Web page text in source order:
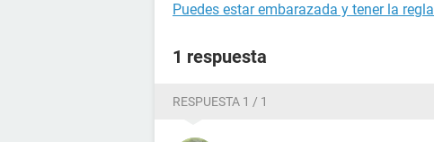
Puedes estar embarazada y tener la regla
1 respuesta
RESPUESTA 1 / 1